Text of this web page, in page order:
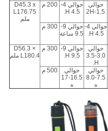
حوالي
1.5-2H
حوالي 4-
4.5 H.
200 م
D45.3 x
L176.75
ملم
حوالي 4-
4.5 H.
حوالي 9-
9.5 ساعة
300 م
حوالي
3.0-3.5
H.
حوالي 9-
9.5 H.
300 م
D56.3 ×
L180.4 ملم
حوالي
7.5-8.0
ه
حوالي
16.5-17
ه
500 م